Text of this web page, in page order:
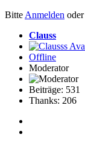
Bitte Anmelden oder
Clauss
Offline
Moderator
Beiträge: 531
Thanks: 206